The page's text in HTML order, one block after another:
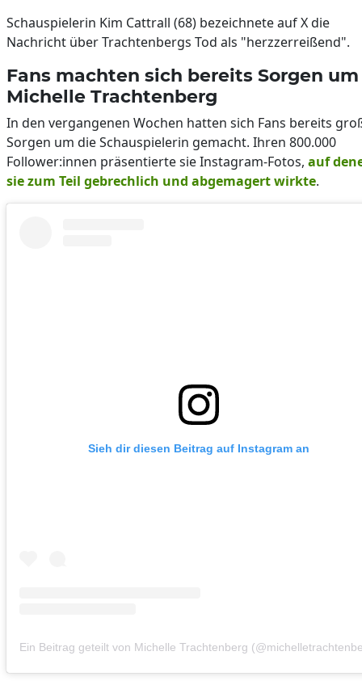
Schauspielerin Kim Cattrall (68) bezeichnete auf X die
Nachricht über Trachtenbergs Tod als "herzzerreißend".
Fans machten sich bereits Sorgen um
Michelle Trachtenberg
In den vergangenen Wochen hatten sich Fans bereits
Sorgen um die Schauspielerin gemacht. Ihren 800.000
Follower:innen präsentierte sie Instagram-Fotos, auf
sie zum Teil gebrechlich und abgemagert wirkte.
Sieh dir diesen Beitrag auf Instagram an
Ein Beitrag geteilt von Michelle Trachtenberg